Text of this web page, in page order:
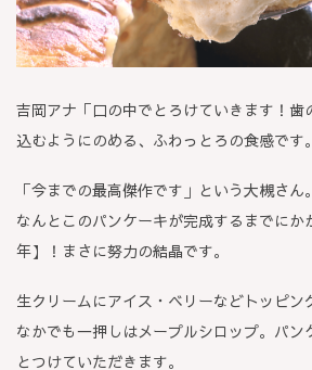
吉岡アナ「口の中でとろけていきます！
込むようにのめる、ふわっとろの食感です
「今までの最高傑作です」という大槻さん。
なんとこのパンケーキが完成するまでにか
年】！まさに努力の結晶です。
生クリームにアイス・ベリーなどトッピン
なかでも一押しはメープルシロップ。パン
とつけていただきます。